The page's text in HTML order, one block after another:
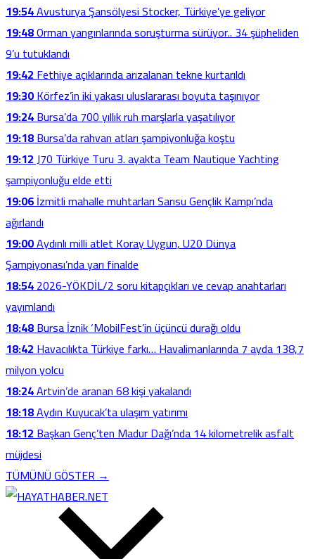
19:54Avusturya Şansölyesi Stocker, Türkiye’ye geliyor
19:48Orman yangınlarında soruşturma sürüyor.. 34 şüpheliden
9’u tutuklandı
19:42Fethiye açıklarında arızalanan tekne kurtarıldı
19:30Körfez’in iki yakası uluslararası boyuta taşınıyor
19:24Bursa’da 700 yıllık ruh marşlarla yaşatılıyor
19:18Bursa’da rahvan atları şampiyonluğa koştu
19:12J70 Türkiye Turu 3. ayakta Team Nautique Yachting
şampiyonluğu elde etti
19:06İzmitli mahalle muhtarları Sarısu Gençlik Kampı’nda
ağırlandı
19:00Aydınlı milli atlet Koray Uygun, U20 Dünya
Şampiyonası’nda yarı finalde
18:542026-YÖKDİL/2 soru kitapçıkları ve cevap anahtarları
yayımlandı
18:48Bursa İznik ‘MobilFest’in üçüncü durağı oldu
18:42Havacılıkta Türkiye farkı… Havalimanlarında 7 ayda 138,7
milyon yolcu
18:24Artvin’de aranan 68 kişi yakalandı
18:18Aydın Kuyucak’ta ulaşım yatırımı
18:12Başkan Genç’ten Madur Dağı’nda 14 kilometrelik asfalt
müjdesi
TÜMÜNÜ GÖSTER →